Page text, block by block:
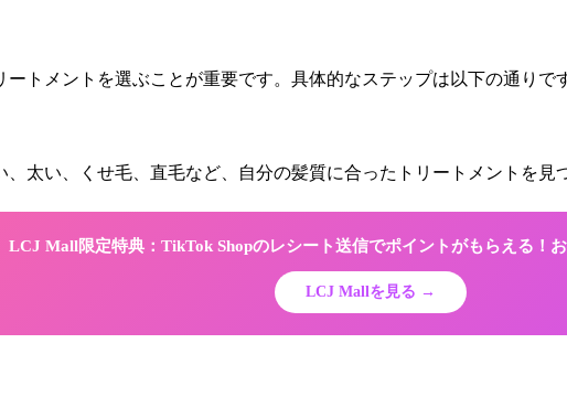
トメントを選ぶことが重要です。具体的なステップは以下の通りで
太い、くせ毛、直毛など、自分の髪質に合ったトリートメントを見
LCJ Mall限定特典：TikTok Shopのレシート送信でポイントがもらえる！
LCJ Mallを見る →